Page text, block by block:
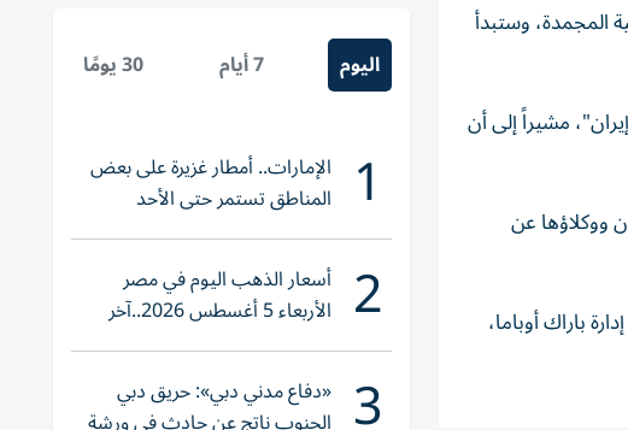
الإيرانية المجمدة، وستبدأ
مشيراً إلى أن
ووكلاؤها عن
باراك أوباما،
اليوم 7 أيام 30 يومًا
1 الإمارات.. أمطار غزيرة على بعض
المناطق تستمر حتى الأحد
2 أسعار الذهب اليوم في مصر
الأربعاء 5 أغسطس 2026..آخر
تحديث لعيار 21
3 «دفاع مدني دبي»: حريق دبي